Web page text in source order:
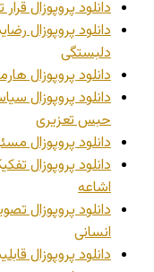
دانلود پروپوزال
دانلود پروپوزال
دلبستگی
دانلود پروپوزال
دانلود پروپوزال
حبس تعزیری
دانلود پروپوزال
دانلود پروپوزال
اشاعه
دانلود پروپوزال
انسانی
دانلود پروپوزال